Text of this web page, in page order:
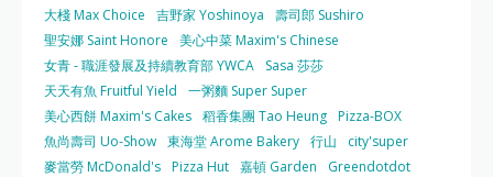
大棧 Max Choice
吉野家 Yoshinoya
壽司郎 Sushiro
聖安娜 Saint Honore
美心中菜 Maxim's Chinese
女青 - 職涯發展及持續教育部 YWCA
Sasa 莎莎
天天有魚 Fruitful Yield
一粥麵 Super Super
美心西餅 Maxim's Cakes 稻香集團 Tao Heung Pizza-BOX
魚尚壽司 Uo-Show 東海堂 Arome Bakery 行山
city'super
麥當勞 McDonald's Pizza Hut 嘉頓 Garden
Greendotdot